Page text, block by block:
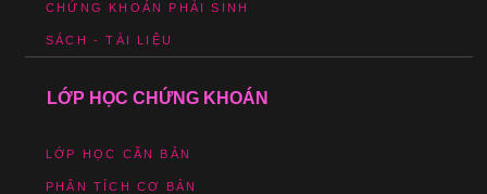
CHỨNG KHOÁN PHÁI SINH
SÁCH - TÀI LIỆU
LỚP HỌC CHỨNG KHOÁN
LỚP HỌC CĂN BẢN
PHÂN TÍCH CƠ BẢN